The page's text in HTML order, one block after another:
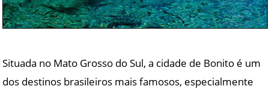
Situada no Mato Grosso do Sul, a cidade de Bonito é um
dos destinos brasileiros mais famosos, especialmente